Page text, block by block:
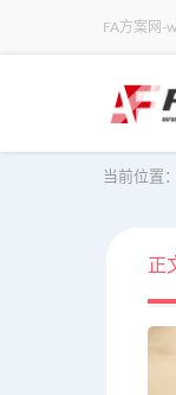
FA方案网-
当前位置：
正